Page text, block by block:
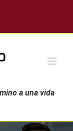
a una vida